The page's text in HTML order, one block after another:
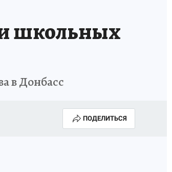
и школьных
в Донбасс
ПОДЕЛИТЬСЯ